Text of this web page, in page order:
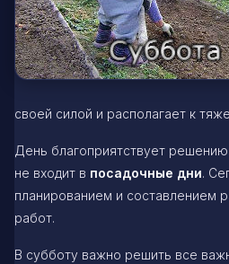
своей силой и располагает к
День благоприятствует
не входит в посадочные дни.
планированием и составлением
работ.
В субботу важно решить все